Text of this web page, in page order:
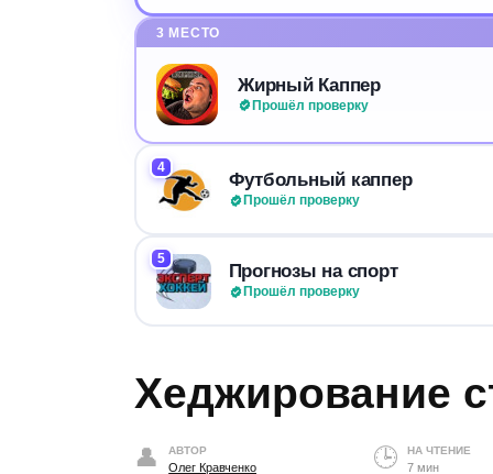
3 МЕСТО
Жирный Каппер
Прошёл проверку
4
Футбольный каппер
Прошёл проверку
5
Прогнозы на спорт
Прошёл проверку
Хеджирование
АВТОР
Олег Кравченко
НА ЧТЕНИЕ
7 мин